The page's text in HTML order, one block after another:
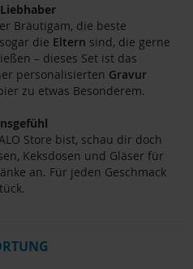
Bräutigam, die beste
die Eltern sind, die gerne
– dieses Set ist das
personalisierten Gravur
zu etwas Besonderem.
Store bist, schau dir doch
Keksdosen und Gläser für
an. Für jeden Geschmack